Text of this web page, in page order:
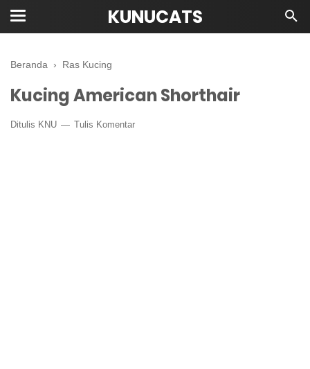
KUNUCATS
Beranda › Ras Kucing
Kucing American Shorthair
Ditulis KNU Tulis Komentar